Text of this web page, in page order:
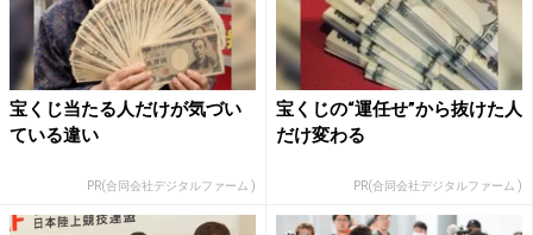
宝くじ当たる人だけが気づい
ている違い
PR(合同会社デジタルファーム )
宝くじの“運任せ”から抜けた人
だけ変わる
PR(合同会社デジタルファーム )